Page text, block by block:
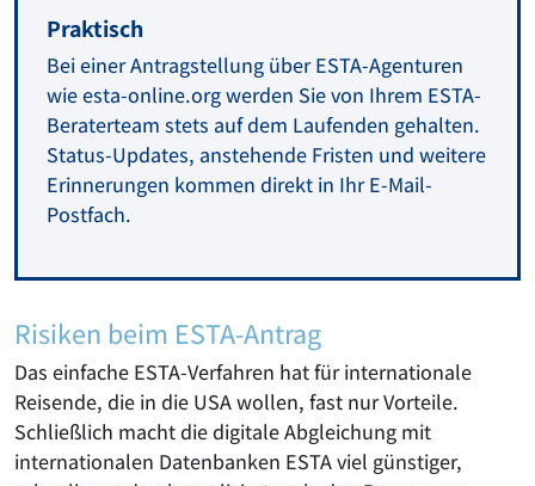
Praktisch
Bei einer Antragstellung über ESTA-Agenturen
wie esta-online.org werden Sie von Ihrem ESTA-
Beraterteam stets auf dem Laufenden gehalten.
Status-Updates, anstehende Fristen und weitere
Erinnerungen kommen direkt in Ihr E-Mail-
Postfach.
Risiken beim ESTA-Antrag
Das einfache ESTA-Verfahren hat für internationale
Reisende, die in die USA wollen, fast nur Vorteile.
Schließlich macht die digitale Abgleichung mit
internationalen Datenbanken ESTA viel günstiger,